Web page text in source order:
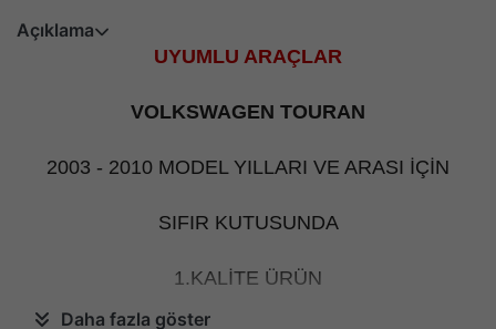
Açıklama
UYUMLU ARAÇLAR
VOLKSWAGEN TOURAN
2003 - 2010 MODEL YILLARI VE ARASI İÇİN
SIFIR KUTUSUNDA
1.KALİTE ÜRÜN
Daha fazla göster